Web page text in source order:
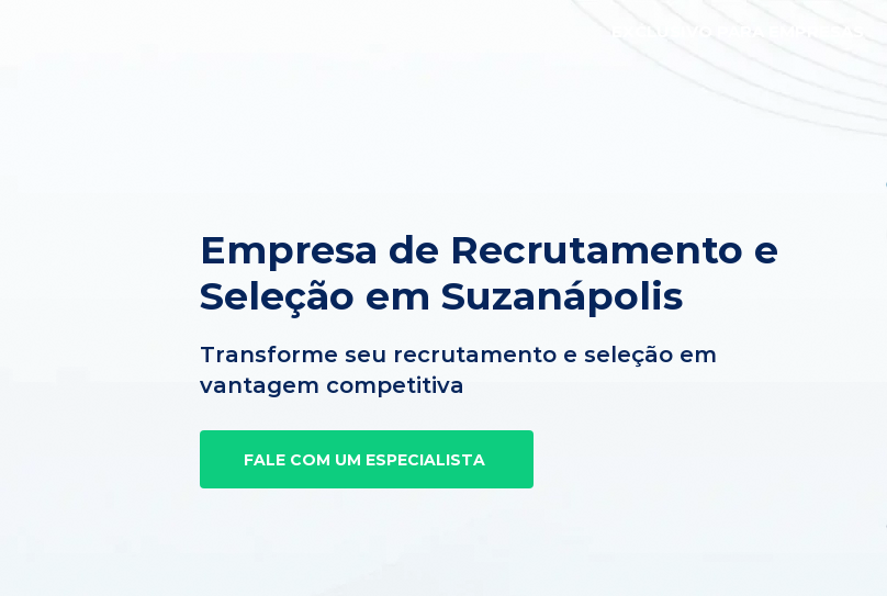
Empresa de Recrutamento e
Seleção em Suzanápolis
Transforme seu recrutamento e seleção em
vantagem competitiva
FALE COM UM ESPECIALISTA